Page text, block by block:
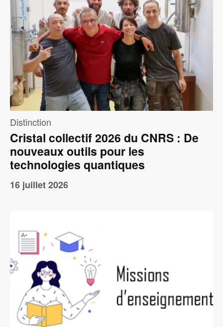
Distinction
Cristal collectif 2026 du CNRS : De
nouveaux outils pour les
technologies quantiques
16 juillet 2026
Image